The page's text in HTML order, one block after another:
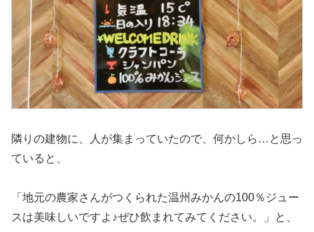
隣りの建物に、人が集まっていたので、何かしら…と思っ
ていると、
「地元の農家さんがつくられた温州みかんの100％ジュー
スは美味しいですよ♪ぜひ飲まれてみてください。」と、